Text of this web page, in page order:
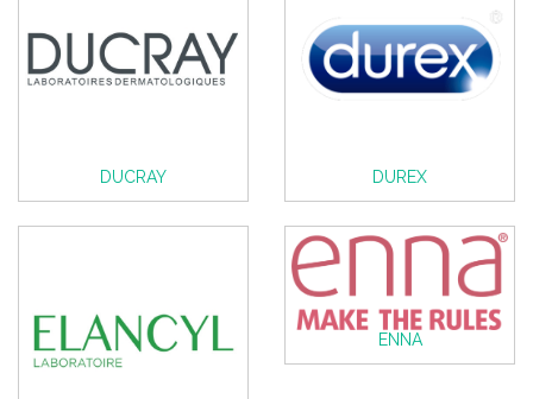
DUCRAY DUREX
ENNA